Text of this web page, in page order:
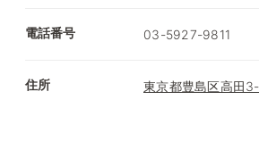
電話番号 03-5927-9811
住所 東京都豊島区高田